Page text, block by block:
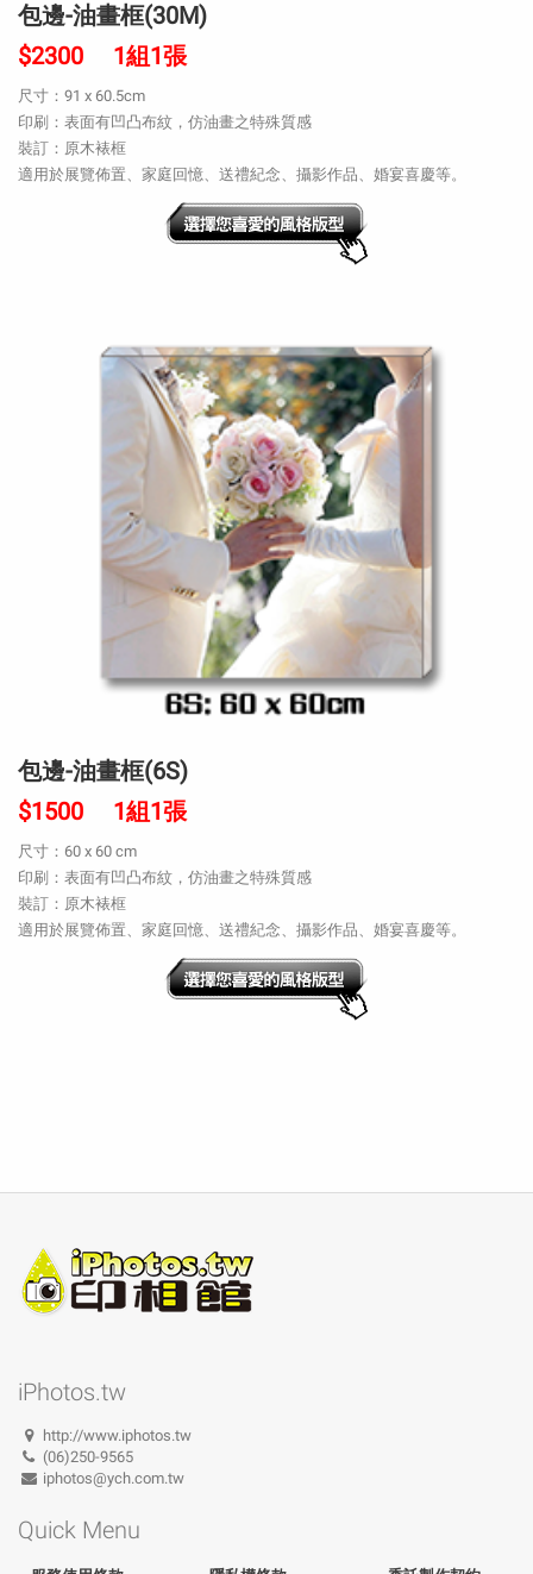
包邊-油畫框(30M)
$2300 1組1張
尺寸：91 x 60.5cm
印刷：表面有凹凸布紋，仿油畫之特殊質感
裝訂：原木裱框
適用於展覽佈置、家庭回憶、送禮紀念、攝影作品、婚宴喜慶等。
包邊-油畫框(6S)
$1500 1組1張
尺寸：60 x 60 cm
印刷：表面有凹凸布紋，仿油畫之特殊質感
裝訂：原木裱框
適用於展覽佈置、家庭回憶、送禮紀念、攝影作品、婚宴喜慶等。
iPhotos.tw
http://www.iphotos.tw
(06)250-9565
iphotos@ych.com.tw
Quick Menu